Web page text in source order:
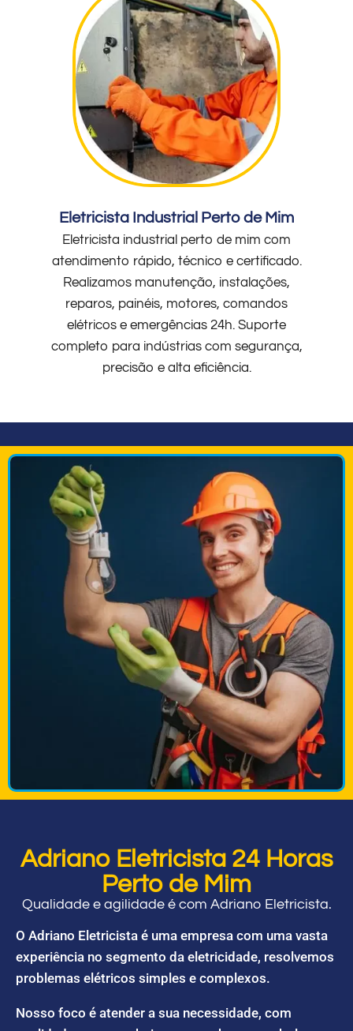
Eletricista Industrial Perto de Mim
Eletricista industrial perto de mim com
atendimento rápido, técnico e certificado.
Realizamos manutenção, instalações,
reparos, painéis, motores, comandos
elétricos e emergências 24h. Suporte
completo para indústrias com segurança,
precisão e alta eficiência.
Adriano Eletricista 24 Horas
Perto de Mim
Qualidade e agilidade é com Adriano Eletricista.
O Adriano Eletricista é uma empresa com uma vasta
experiência no segmento da eletricidade, resolvemos
problemas elétricos simples e complexos.
Nosso foco é atender a sua necessidade, com